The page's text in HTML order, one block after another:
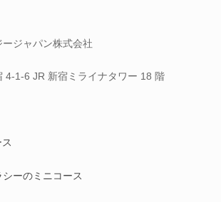
ジャパン株式会社
4-1-6 JR 新宿ミライナタワー 18 階
ーのミニコース